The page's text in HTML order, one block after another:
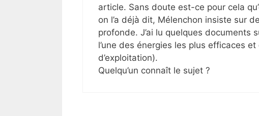
article. Sans doute est-ce pour cela
on l’a déjà dit, Mélenchon insiste sur
profonde. J’ai lu quelques documents
l’une des énergies les plus efficaces
d’exploitation).
Quelqu’un connaît le sujet ?